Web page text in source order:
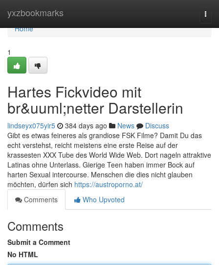
yxzbookmarks
Home
Home
1
Hartes Fickvideo mit
br&uuml;netter Darstellerin
lindseyx075yir5 384 days ago News
Discuss
Gibt es etwas feineres als grandiose FSK Filme? Damit Du das
echt verstehst, reicht meistens eine erste Reise auf der
krassesten XXX Tube des World Wide Web. Dort nageln attraktive
Latinas ohne Unterlass. Gierige Teen haben immer Bock auf
harten Sexual intercourse. Menschen die dies nicht glauben
möchten, dürfen sich https://austroporno.at/
Comments
Who Upvoted
Comments
Submit a Comment
No HTML